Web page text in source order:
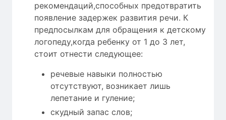
рекомендаций,способных предотвратить
появление задержек развития речи. К
предпосылкам для обращения к детскому
логопеду,когда ребенку от 1 до 3 лет,
стоит отнести следующее:
речевые навыки полностью
отсутствуют, возникает лишь
лепетание и гуление;
скудный запас слов;